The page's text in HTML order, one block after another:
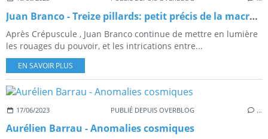
Juan Branco - Treize pillards: petit précis de la macronie
Après Crépuscule , Juan Branco continue de mettre en lumière
les rouages du pouvoir, et les intrications entre...
EN SAVOIR PLUS
17/06/2023 PUBLIÉ DEPUIS OVERBLOG …
Aurélien Barrau - Anomalies cosmiques